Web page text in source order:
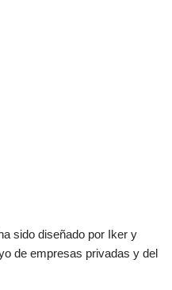
sido diseñado por Iker y
de empresas privadas y del